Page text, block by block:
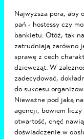
Najwyższa pora, aby
pań - hostessy czy
bankietu. Otóż, tak
zatrudniają zarówno
sprawę z cech
dziewcząt. W
zadecydować,
do sukcesu
Nieważne pod jaką
agencji, bowiem liczy
otwartość, chęć
doświadczenie w